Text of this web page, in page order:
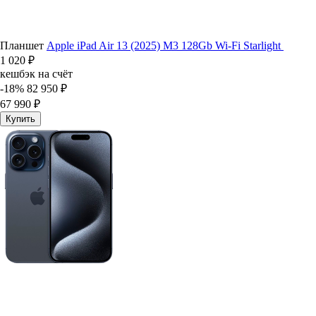
Планшет Apple iPad Air 13 (2025) M3 128Gb Wi-Fi Starlight
1 020 ₽
кешбэк на счёт
-18% 82 950 ₽
67 990 ₽
Купить